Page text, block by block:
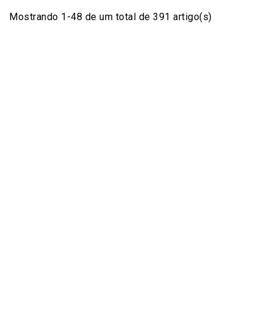
Mostrando 1-48 de um total de 391 artigo(s)